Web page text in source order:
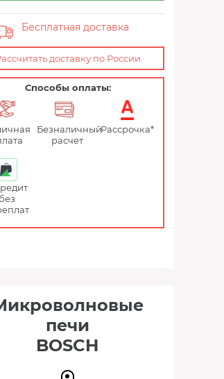
Бесплатная доставка
доставку по России
Способы оплаты:
Безналичный
расчет
Рассрочка*
без
печи
BOSCH